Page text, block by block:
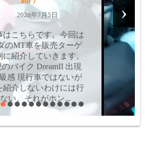
2026年6月9日
はこちらです。今回は
のAT車を、販売ター
別に紹介していきま
人的にはAT車って嫌
ですよね。操作感の問
段の問題だけではな
大の難点は「両手を離
い」こと。MT車だ...
›